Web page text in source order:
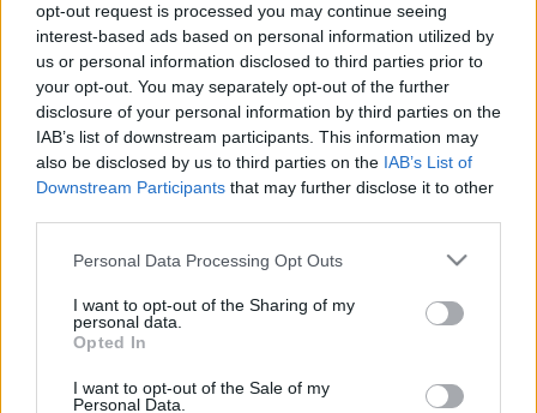
opt-out request is processed you may continue seeing
interest-based ads based on personal information utilized by
us or personal information disclosed to third parties prior to
your opt-out. You may separately opt-out of the further
disclosure of your personal information by third parties on the
IAB’s list of downstream participants. This information may
also be disclosed by us to third parties on the IAB’s List of
Downstream Participants that may further disclose it to other
Please note that this website/app uses one or more Google
not limited to your visit or usage behaviour. You may click to
grant or deny consent to Google and its third-party tags to
use your data for below specified purposes in below Google
consent section.
Personal Data Processing Opt Outs
I want to opt-out of the Sharing of my
personal data.
Opted In
I want to opt-out of the Sale of my
Personal Data.
állami hivatalokat, birodalmi légügyi biztos, légi közlekedési
miniszter, a Luftwaffe, a légierő parancsnoka, fővadász- és
főerdőmester is volt. 1934-ben vezető szerepet vitt Ernst
Röhm SA-vezér és körének likvidálásában, majd Heinrich
Himmlernek adta át a Gestapo és a KZ-lágerek felügyeletét.
1937-ben Hjalmar Schlacht helyére, a gazdasági miniszter
posztjára került, 1936-tól a hadigazdaság négyéves
tervének biztosa lett. Népszerű vezető volt, a külföldi
as Kristályéjszaka zsidóellenes atrocitásainak
szervezésében. Ő irányította Németországban és a
meghódított területeken a zsidó vagyonok elrablását.